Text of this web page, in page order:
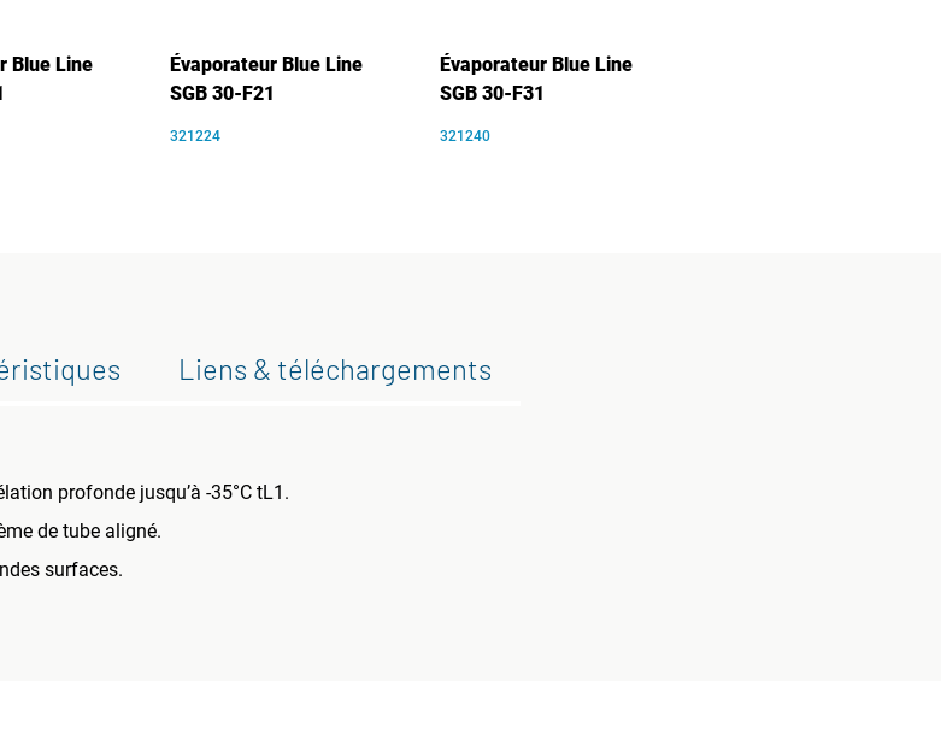
Blue Line
Évaporateur Blue Line
SGB 30-F21
321224
Évaporateur Blue Line
SGB 30-F31
321240
Liens & téléchargements
profonde jusqu’à -35°C tL1.
de tube aligné.
surfaces.